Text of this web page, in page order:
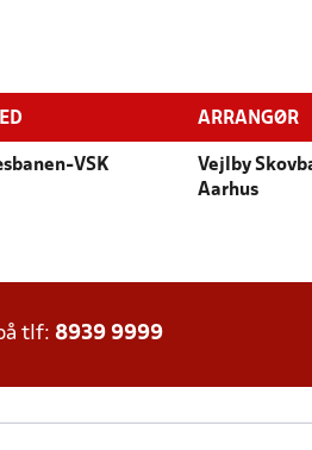
ARRANGØR
VSK
Vejlby
Aarhus
tlf: 8939 9999